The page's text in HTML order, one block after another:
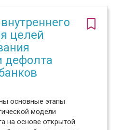
целей
дефолта
основные этапы
модели
на основе открытой